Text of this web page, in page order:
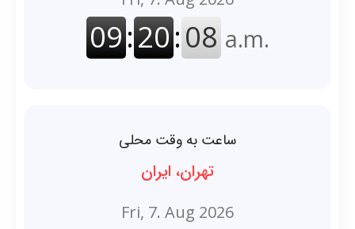
ساعت به وقت محلی
تهران، ایران